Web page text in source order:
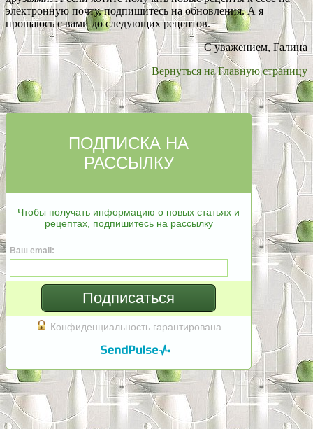
электронную почту, подпишитесь на обновления. А я
прощаюсь с вами до следующих рецептов.
С уважением, Галина
Вернуться на Главную страницу
ПОДПИСКА НА
РАССЫЛКУ
Чтобы получать информацию о новых статьях и
рецептах, подпишитесь на рассылку
Ваш email:
Подписаться
Конфиденциальность гарантирована